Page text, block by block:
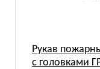
Рукав
с головками